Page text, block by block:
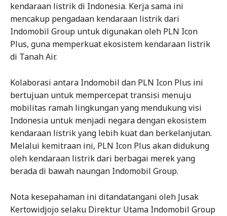
kendaraan listrik di Indonesia. Kerja sama ini
mencakup pengadaan kendaraan listrik dari
Indomobil Group untuk digunakan oleh PLN Icon
Plus, guna memperkuat ekosistem kendaraan listrik
di Tanah Air.
Kolaborasi antara Indomobil dan PLN Icon Plus ini
bertujuan untuk mempercepat transisi menuju
mobilitas ramah lingkungan yang mendukung visi
Indonesia untuk menjadi negara dengan ekosistem
kendaraan listrik yang lebih kuat dan berkelanjutan.
Melalui kemitraan ini, PLN Icon Plus akan didukung
oleh kendaraan listrik dari berbagai merek yang
berada di bawah naungan Indomobil Group.
Nota kesepahaman ini ditandatangani oleh Jusak
Kertowidjojo selaku Direktur Utama Indomobil Group